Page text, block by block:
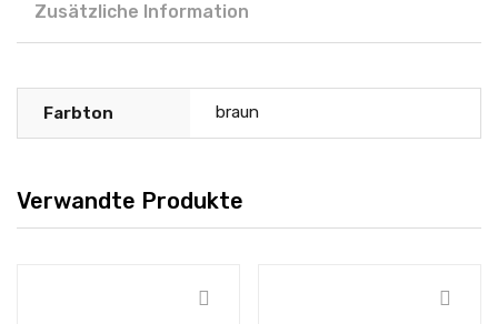
Zusätzliche Information
Farbton braun
Verwandte Produkte